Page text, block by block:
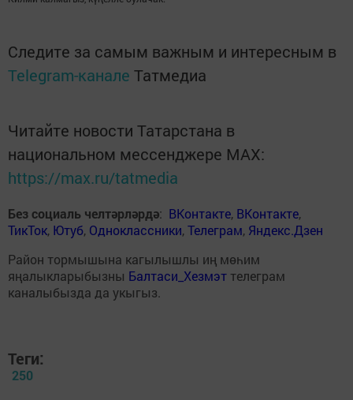
Следите за самым важным и интересным в
Telegram-канале Татмедиа
Читайте новости Татарстана в
национальном мессенджере MАХ:
https://max.ru/tatmedia
Без социаль челтәрләрдә: ВКонтакте, ВКонтакте,
ТикТок, Ютуб, Одноклассники,Телеграм, Яндекс.Дзен
Район тормышына кагылышлы иң мөһим
яңалыкларыбызны Балтаси_Хезмэт телеграм
каналыбызда да укыгыз.
Теги:
250